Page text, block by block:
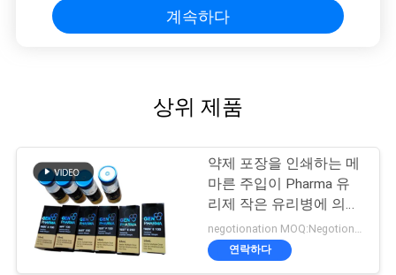
계속하다
상위 제품
약제 포장을 인쇄하는 메
마른 주입이 Pharma 유
리제 작은 유리병에 의하
여 레테르를 붙입니다
연락하다